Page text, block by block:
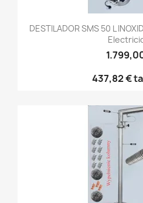
DESTILADOR SMS 50 L
437,82 €